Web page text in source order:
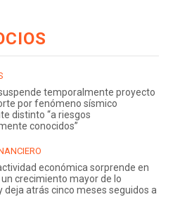
temporalmente proyecto
por fenómeno sísmico
distinto “a riesgos
conocidos”
económica sorprende en
crecimiento mayor de lo
deja atrás cinco meses seguidos a